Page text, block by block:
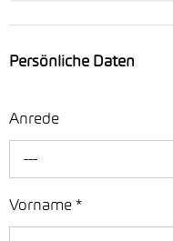
Persönliche Daten
Anrede
---
Vorname *